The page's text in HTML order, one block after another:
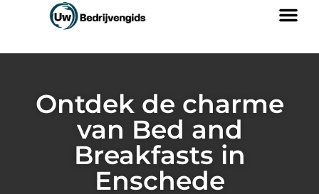
Ontdek de charme
van Bed and
Breakfasts in
Enschede